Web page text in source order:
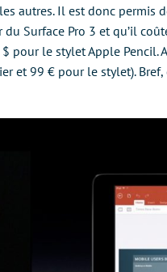
autres. Il est donc
du Surface Pro 3 et qu’il
pour le stylet Apple
et 99 € pour le stylet).